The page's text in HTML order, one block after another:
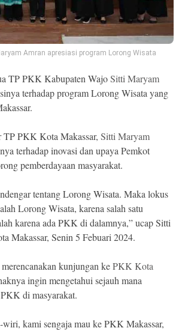
Amran apresiasi program Lorong Wisata
TP PKK Kabupaten WajoSitti Maryam
terhadap program Lorong Wisata yang
TP PKK Kota Makassar,Sitti Maryam
terhadap inovasi dan upaya Pemkot
pemberdayaan masyarakat.
tentang Lorong Wisata. Maka lokus
Lorong Wisata, karena salah satu
karena ada PKK di dalamnya,” ucap Sitti
Makassar, Senin 5 Febuari 2024.
kunjungan kePKK Kota
ingin mengetahui sejauh mana
di masyarakat.
kami sengaja mau ke PKK Makassar,